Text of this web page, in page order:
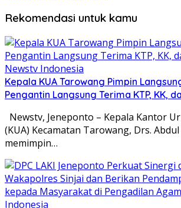
Rekomendasi untuk kamu
Kepala KUA Tarowang Pimpin
Pengantin Langsung Terima KTP, KK,
Newstv, Jeneponto – Kepala Kantor
(KUA) Kecamatan Tarowang, Drs. Abdul
memimpin…